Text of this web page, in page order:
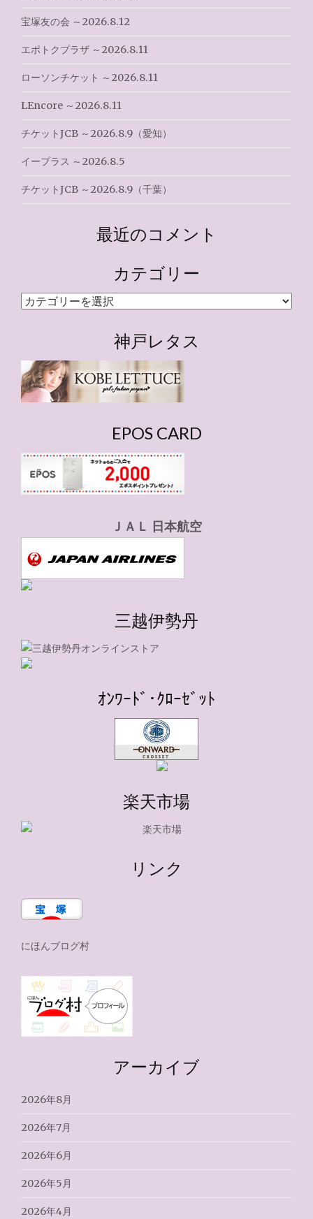
宝塚友の会 ～2026.8.12
エポトクプラザ ～2026.8.11
ローソンチケット ～2026.8.11
LEncore ～2026.8.11
チケットJCB ～2026.8.9（愛知）
イープラス ～2026.8.5
チケットJCB ～2026.8.9（千葉）
最近のコメント
カテゴリー
カ
ー
神戸レタス
EPOS CARD
ＪＡＬ 日本航空
三越伊勢丹
ｵﾝﾜｰﾄﾞ･ｸﾛｰｾﾞｯﾄ
楽天市場
リンク
にほんブログ村
アーカイブ
2026年8月
2026年7月
2026年6月
2026年5月
2026年4月